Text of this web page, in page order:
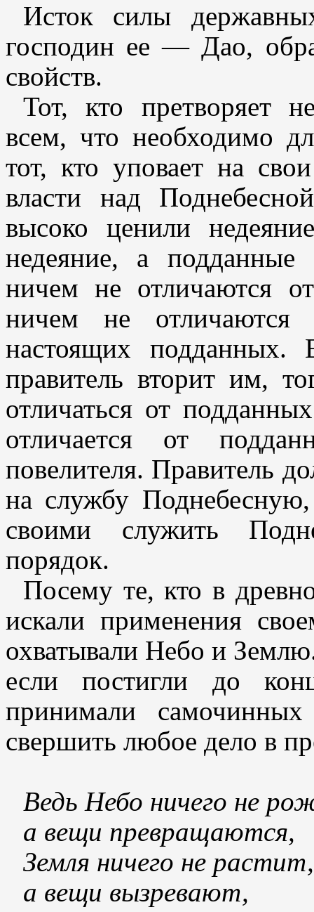
Исток силы
господин ее — Дао,
свойств.
Тот, кто претворяет
всем, что необходимо
тот, кто уповает на
власти над
высоко ценили
недеяние, а подданные
ничем не отличаются
ничем не
настоящих подданных.
правитель вторит им,
отличаться от
отличается от
повелителя. Правитель
на службу
своими служить
порядок.
Посему те, кто в
искали применения
охватывали Небо и
если постигли до
принимали
свершить любое дело в
Ведь Небо ничего не
а вещи превращаются,
Земля ничего не растит,
а вещи вызревают,